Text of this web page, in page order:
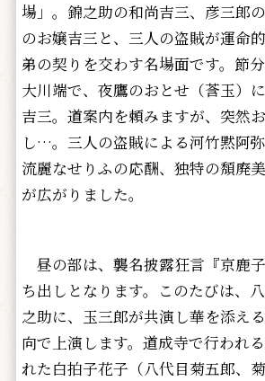
場」。錦之助の和尚吉三、彦三郎
のお嬢吉三と、三人の盗賊が運命
弟の契りを交わす名場面です。節
大川端で、夜鷹のおとせ（莟玉）
吉三。道案内を頼みますが、突然
し…。三人の盗賊による河竹黙阿
流麗なせりふの応酬、独特の頽廃
が広がりました。
昼の部は、襲名披露狂言『京鹿
ち出しとなります。このたびは、
之助に、玉三郎が共演し華を添え
向で上演します。道成寺で行われ
れた白拍子花子（八代目菊五郎、